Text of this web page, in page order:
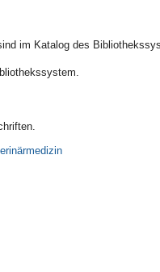
im Katalog des